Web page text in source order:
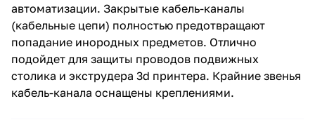
автоматизации. Закрытые кабель-каналы
(кабельные цепи) полностью предотвращают
попадание инородных предметов. Отлично
подойдет для защиты проводов подвижных
столика и экструдера 3d принтера. Крайние звенья
кабель-канала оснащены креплениями.